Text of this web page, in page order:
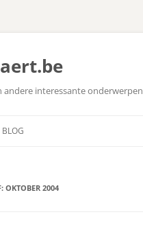
andere interessante onderwerpen
BLOG
OKTOBER 2004